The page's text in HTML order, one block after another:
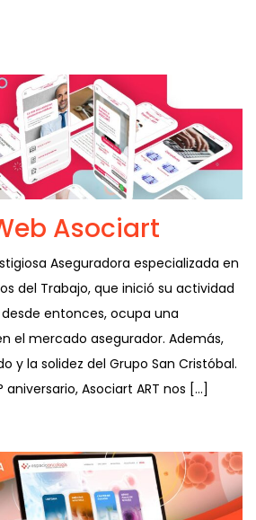
Asociart
Aseguradora especializada en
del Trabajo, que inició su actividad
desde entonces, ocupa una
el mercado asegurador. Además,
y la solidez del Grupo San Cristóbal.
Asociart ART nos […]